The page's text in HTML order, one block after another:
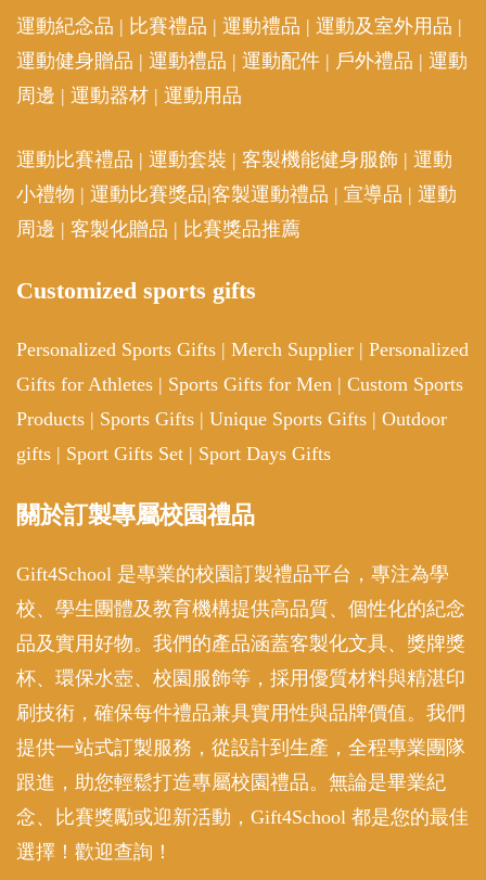
運動紀念品 | 比賽禮品 | 運動禮品 | 運動及室外用品 |
運動健身贈品 | 運動禮品 | 運動配件 | 戶外禮品 | 運動
周邊 | 運動器材 | 運動用品
運動比賽禮品 | 運動套裝 | 客製機能健身服飾 | 運動
小禮物 | 運動比賽獎品|客製運動禮品 | 宣導品 | 運動
周邊 | 客製化贈品 | 比賽獎品推薦
Customized sports gifts
Personalized Sports Gifts | Merch Supplier | Personalized
Gifts for Athletes | Sports Gifts for Men | Custom Sports
Products | Sports Gifts | Unique Sports Gifts | Outdoor
gifts | Sport Gifts Set | Sport Days Gifts
關於訂製專屬校園禮品
Gift4School 是專業的校園訂製禮品平台，專注為學
校、學生團體及教育機構提供高品質、個性化的紀念
品及實用好物。我們的產品涵蓋客製化文具、獎牌獎
杯、環保水壺、校園服飾等，採用優質材料與精湛印
刷技術，確保每件禮品兼具實用性與品牌價值。我們
提供一站式訂製服務，從設計到生產，全程專業團隊
跟進，助您輕鬆打造專屬校園禮品。無論是畢業紀
念、比賽獎勵或迎新活動，Gift4School 都是您的最佳
選擇！歡迎查詢！